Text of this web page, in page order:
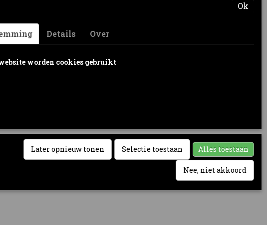
Ok
Details Over
worden cookies gebruikt
Later opnieuw tonen Selectie toestaan Alles toestaan
Nee, niet akkoord